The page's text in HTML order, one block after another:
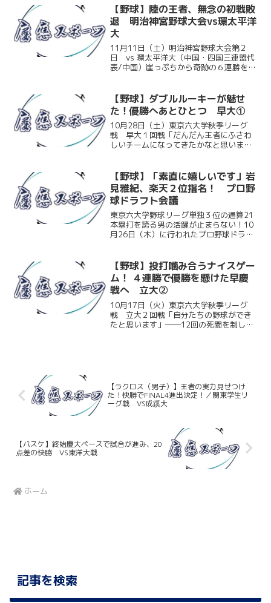
は同点に追いつかれるも、終盤にビッグ
イニングを作り宿...
【野球】陸の王者、無念の初戦敗
退 明治神宮野球大会vs環太平洋
大
11月11日（土）明治神宮野球大会第２
日 vs 環太平洋大（中国・四国三連盟代
表/中国）崖っぷちから奇跡の６連勝を遂
１）の好投も虚しく打撃が振るわない。
６回までを全て打者...
【野球】ダブルルーキーが魅せ
た！優勝へあとひとつ 早大①
10月28日（土）東京六大学秋季リーグ
戦 早大１回戦「だんだん王者にふさわ
しいチームになってきたかなと思いま
ムリーで先制すると、先発関根智輝（環
１）が粘りの投球を披露し...
【野球】「素直に嬉しいです」岩
見雅紀、楽天２位指名！ プロ野
球ドラフト会議
東京六大学野球リーグ単独３位の通算21
本塁打を誇る男の活躍が止まらない！10
月26日（木）に行われたプロ野球ドラフ
けた。指名直後に日吉キャンパス内で行
われた記者会見の模...
【野球】投打噛み合うナイスゲー
ム！ ４連勝で優勝を懸けた早慶
戦へ 立大②
10月17日（火）東京六大学秋季リーグ
戦 立大２回戦「自分たちの野球ができ
たと思います」――12回の死闘を制し迎
【ラクロス（男子）】王者の実力見せつけ
た！快勝でFINAL4進出決定！／関東学生リ
ーグ戦 VS成蹊大
【バスケ】終始慶大ペースで試合が進み、20
点差の快勝 VS東洋大戦
ホーム
記事を検索